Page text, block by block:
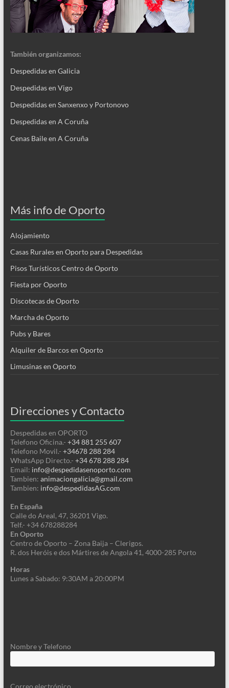
También organizamos:
Despedidas en Galicia
Despedidas en Vigo
Despedidas en Sanxenxo y Portonovo
Despedidas en A Coruña
Cenas Baile en A Coruña
Más info de Oporto
Alojamiento
Casas Rurales en Oporto para Despedidas
Pisos Turísticos Centro de Oporto
Fiesta por Oporto
Discotecas de Oporto
Marcha de Oporto
Pubs y Bares
Alquiler de Barcos en Oporto
Limusinas en Oporto
Direcciones y Contacto
Despedidas en OPORTO
Telefono Oficina.- +34 881 255 607
Telefono Movil.- +34678 288 284
WhatsApp Directo.- +34 678 288 284
Email: info@despedidasenoporto.com
Tambien: animaciongalicia@gmail.com
Tambien: info@despedidasAG.com
En España
Calledo Areal, 47, 36201 Vigo.
Telf.- +34 678288284
En Oporto
Centro de Oporto – Zona Baija – Clerigos.
R. dos Heróis e dos Mártires de Angola 41, 4000-285 Porto
Horas
Lunes a Sabado: 9:30AM a 20:00PM
Nombre y Telefono